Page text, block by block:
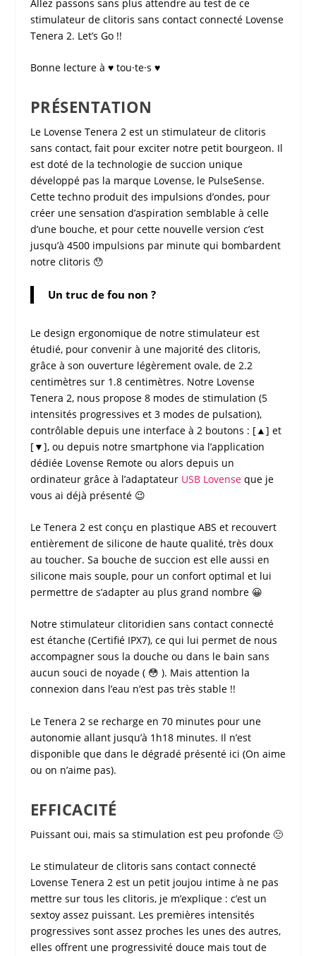
Allez passons sans plus attendre au testde ce
stimulateur de clitoris sans contact connecté Lovense
Tenera 2. Let’s Go !!
Bonne lecture à ♥ tou·te·s ♥
PRÉSENTATION
Le Lovense Tenera 2est un stimulateur de clitoris
sans contact, fait pour exciter notre petit bourgeon. Il
est doté de la technologie de succion unique
développé pas la marque Lovense, le PulseSense.
Cette techno produit des impulsions d’ondes, pour
créer une sensation d’aspiration semblable à celle
d’une bouche, et pour cette nouvelle version c’est
jusqu’à 4500 impulsions par minute qui bombardent
notre clitoris 😯
Un truc de fou non ?
Le design ergonomique de notre stimulateurest
étudié, pour convenir à une majorité des clitoris,
grâce à son ouverture légèrement ovale, de 2.2
centimètres sur 1.8 centimètres. Notre Lovense
Tenera 2,nous propose 8 modes de stimulation (5
intensités progressives et 3 modes de pulsation),
contrôlable depuis une interface à 2 boutons : [▲] et
[▼], ou depuis notre smartphone via l’application
dédiée Lovense Remoteou alors depuis un
ordinateur grâce à l’adaptateur USB Lovenseque je
vous ai déjà présenté 😉
Le Tenera 2est conçu en plastique ABS et recouvert
entièrement de silicone de haute qualité, très doux
au toucher. Sa bouche de succion est elle aussi en
silicone mais souple, pour un confort optimal et lui
permettre de s’adapter au plus grand nombre 😀
Notre stimulateur clitoridien sans contact connecté
est étanche (Certifié IPX7), ce qui lui permet de nous
accompagner sous la douche ou dans le bain sans
aucun souci de noyade ( 😳 ). Mais attention la
connexion dans l’eau n’est pas très stable !!
Le Tenera 2 se recharge en 70 minutes pour une
autonomie allant jusqu’à 1h18 minutes. Il n’est
disponible que dans le dégradé présenté ici (On aime
ou on n’aime pas).
EFFICACITÉ
Puissant oui, mais sa stimulation est peu profonde 🙁
Le stimulateur de clitoris sans contact connecté
Lovense Tenera 2est un petit joujou intimeà ne pas
mettre sur tous les clitoris, je m’explique : c’est un
sextoyassez puissant. Les premières intensités
progressives sont assez proches les unes des autres,
elles offrent une progressivité douce mais tout de